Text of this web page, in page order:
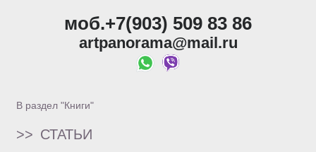
моб.+7(903) 509 83 86
artpanorama@mail.ru
В раздел "Книги"
>> СТАТЬИ